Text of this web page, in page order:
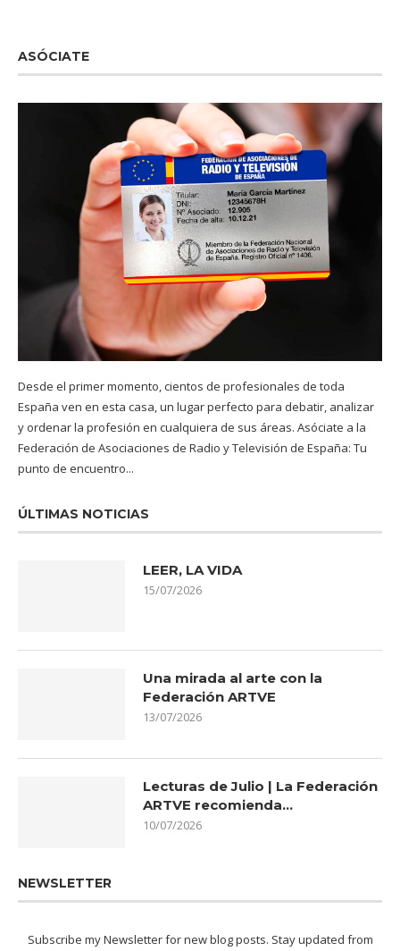
ASÓCIATE
Desde el primer momento, cientos de profesionales de toda
España ven en esta casa, un lugar perfecto para debatir, analizar
y ordenar la profesión en cualquiera de sus áreas. Asóciate a la
Federación de Asociaciones de Radio y Televisión de España: Tu
punto de encuentro...
ÚLTIMAS NOTICIAS
LEER, LA VIDA
15/07/2026
Una mirada al arte con la
Federación ARTVE
13/07/2026
Lecturas de Julio | La Federación
ARTVE recomienda…
10/07/2026
NEWSLETTER
Subscribe my Newsletter for new blog posts. Stay updated from